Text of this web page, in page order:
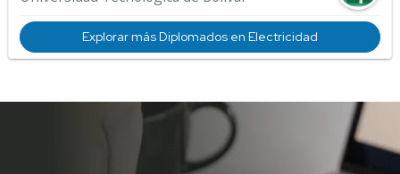
Explorar más Diplomados en Electricidad